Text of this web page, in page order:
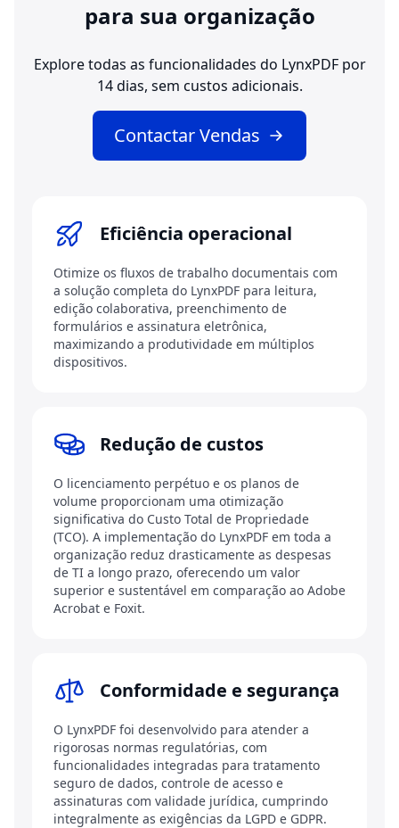
para sua organização
Contactar Vendas
Explore todas as funcionalidades do LynxPDF por
14 dias, sem custos adicionais.
Eficiência operacional
Otimize os fluxos de trabalho documentais com
a solução completa do LynxPDF para leitura,
edição colaborativa, preenchimento de
formulários e assinatura eletrônica,
maximizando a produtividade em múltiplos
dispositivos.
Redução de custos
O licenciamento perpétuo e os planos de
volume proporcionam uma otimização
significativa do Custo Total de Propriedade
(TCO). A implementação do LynxPDF em toda a
organização reduz drasticamente as despesas
de TI a longo prazo, oferecendo um valor
superior e sustentável em comparação ao Adobe
Acrobat e Foxit.
Conformidade e segurança
O LynxPDF foi desenvolvido para atender a
rigorosas normas regulatórias, com
funcionalidades integradas para tratamento
seguro de dados, controle de acesso e
assinaturas com validade jurídica, cumprindo
integralmente as exigências da LGPD e GDPR.